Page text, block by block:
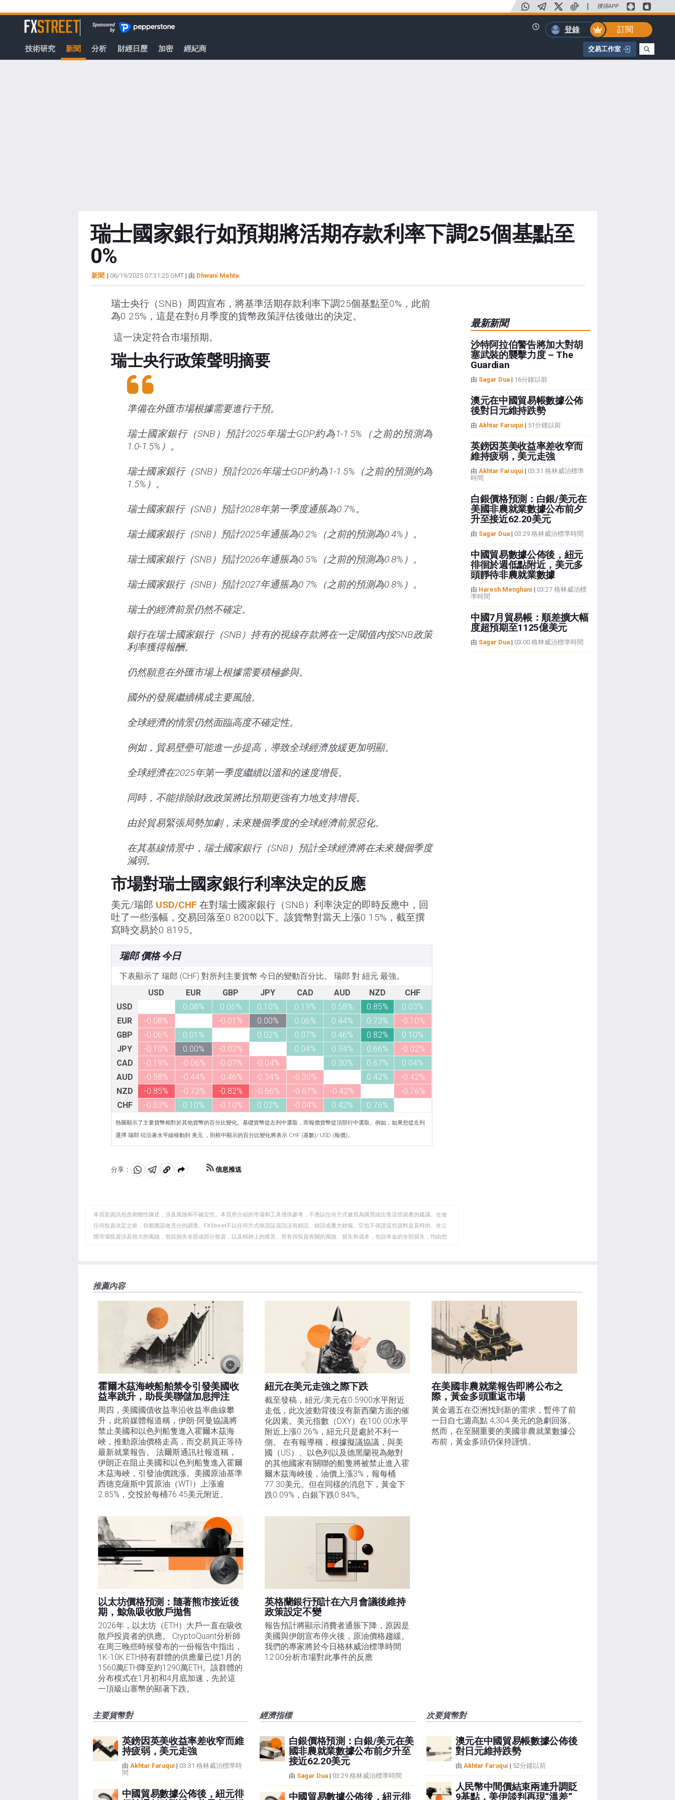
至
容
| 獲得APP
FXStreet
登錄
訂閱
技術研究 新聞 分析 財經日歷 加密 經紀商 交易工作室
瑞士國家銀行如預期將活期存款利率下調25個基點至
0%
新聞 | 06/19/2025 07:31:25 GMT| 由 Dhwani Mehta
瑞士央行（SNB）周四宣布，將基準活期存款利率下調25個基點至0%，此前
為0.25%，這是在對6月季度的貨幣政策評估後做出的決定。
這一決定符合市場預期。
瑞士央行政策聲明摘要
準備在外匯市場根據需要進行干預。
瑞士國家銀行（SNB）預計2025年瑞士GDP約為1-1.5%（之前的預測為
1.0-1.5%）。
瑞士國家銀行（SNB）預計2026年瑞士GDP約為1-1.5%（之前的預測約為
1.5%）。
瑞士國家銀行（SNB）預計2028年第一季度通脹為0.7%。
瑞士國家銀行（SNB）預計2025年通脹為0.2%（之前的預測為0.4%）。
瑞士國家銀行（SNB）預計2026年通脹為0.5%（之前的預測為0.8%）。
瑞士國家銀行（SNB）預計2027年通脹為0.7%（之前的預測為0.8%）。
瑞士的經濟前景仍然不確定。
銀行在瑞士國家銀行（SNB）持有的視線存款將在一定閾值內按SNB政策
利率獲得報酬。
仍然願意在外匯市場上根據需要積極參與。
國外的發展繼續構成主要風險。
全球經濟的情景仍然面臨高度不確定性。
例如，貿易壁壘可能進一步提高，導致全球經濟放緩更加明顯。
全球經濟在2025年第一季度繼續以溫和的速度增長。
同時，不能排除財政政策將比預期更強有力地支持增長。
由於貿易緊張局勢加劇，未來幾個季度的全球經濟前景惡化。
在其基線情景中，瑞士國家銀行（SNB）預計全球經濟將在未來幾個季度
減弱。
市場對瑞士國家銀行利率決定的反應
美元/瑞郎 USD/CHF 在對瑞士國家銀行（SNB）利率決定的即時反應中，回
吐了一些漲幅，交易回落至0.8200以下。該貨幣對當天上漲0.15%，截至撰
寫時交易於0.8195。
瑞郎 價格 今日
下表顯示了 瑞郎 (CHF) 對所列主要貨幣 今日的變動百分比。 瑞郎 對 紐元 最強。
USD
EUR GBP JPY CAD AUD NZD
CHF
USD
0.08% 0.06% 0.10% 0.19% 0.58% 0.85%
0.03%
EUR
-0.08% -0.01% 0.00% 0.06% 0.44% 0.73%
-0.10%
GBP
-0.06% 0.01% 0.02% 0.07% 0.46% 0.82%
0.10%
JPY
-0.10% 0.00% -0.02% 0.04% 0.34% 0.66%
-0.02%
CAD
-0.19% -0.06% -0.07% -0.04% 0.30% 0.67%
0.04%
AUD
-0.58% -0.44% -0.46% -0.34% -0.30% 0.42%
-0.42%
NZD
-0.85% -0.73% -0.82% -0.66% -0.67% -0.42%
-0.76%
CHF
-0.03% 0.10% -0.10% 0.02% -0.04% 0.42% 0.76%
熱圖顯示了主要貨幣相對於其他貨幣的百分比變化。基礎貨幣從左列中選取，而報價貨幣從頂部行中選取。例如，如果您從左列
選擇 瑞郎 竝沿著水平線移動到 美元 ，則框中顯示的百分比變化將表示 CHF (基數)/ USD (報價)。
分享：
分
WhatsApp
分
Telegram
複
剪
貼
板
信息推送
本頁面資訊包含前瞻性陳述，涉及風險和不確定性。本頁所介紹的市場和工具僅供參考，不應以任何方式被視為購買或出售這些資產的建議。在做
任何投資決定之前，你都應該做充分的調查。FXStreet不以任何方式保證該資訊沒有錯誤、錯誤或重大錯報。它也不保證這些資料是及時的。在公
開市場投資涉及很大的風險，包括損失全部或部分投資，以及精神上的痛苦。所有與投資有關的風險、損失和成本，包括本金的全部損失，均由您
FXStreet和作者不提供個性化的建議。作者對該資訊的準確性、完整性或適用性不作任何陳述。FXStreet和作者將不承擔任何錯誤，遺漏或任何損
失，傷害或損害由此資訊及其顯示或使用引起的。錯誤和遺漏除外。本文作者和FXStreet並非註冊投資顧問，本文內容無意提供任何投資建議。
最新新聞
沙特阿拉伯警告將加大對胡
塞武裝的襲擊力度 – The
Guardian
由 Sagar Dua| 16分鐘以前
澳元在中國貿易帳數據公佈
後對日元維持跌勢
由 Akhtar Faruqui | 51分鐘以前
英鎊因英美收益率差收窄而
維持疲弱，美元走強
由 Akhtar Faruqui | 03:31 格林威治標準
時間
白銀價格預測：白銀/美元在
美國非農就業數據公布前夕
升至接近62.20美元
由 Sagar Dua| 03:29 格林威治標準時間
中國貿易數據公佈後，紐元
徘徊於週低點附近，美元多
頭靜待非農就業數據
由 Haresh Menghani | 03:27 格林威治標
準時間
中國7月貿易帳：順差擴大幅
度超預期至1125億美元
由 Sagar Dua| 03:00 格林威治標準時間
推薦內容
霍爾木茲海峽船舶禁令引發美國收
益率跳升，助長美聯儲加息押注
周四，美國國債收益率沿收益率曲線攀
升，此前媒體報道稱，伊朗-阿曼協議將
禁止美國和以色列船隻進入霍爾木茲海
峽，推動原油價格走高，而交易員正等待
最新就業報告。 法爾斯通訊社報道稱，
伊朗正在阻止美國和以色列船隻進入霍爾
木茲海峽，引發油價跳漲。美國原油基準
西德克薩斯中質原油（WTI）上漲逾
2.85%，交投於每桶76.45美元附近。
紐元在美元走強之際下跌
截至發稿，紐元/美元在0.5900水平附近
走低，此次波動背後沒有新西蘭方面的催
化因素。美元指數（DXY）在100.00水平
附近上漲0.26%，紐元只是處於不利一
側。 在有報導稱，根據擬議協議，與美
國（US）、以色列以及德黑蘭視為敵對
的其他國家有關聯的船隻將被禁止進入霍
爾木茲海峽後，油價上漲3%，報每桶
77.30美元。但在同樣的消息下，黃金下
跌0.09%，白銀下跌0.84%。
在美國非農就業報告即將公布之
際，黃金多頭重返市場
黃金週五在亞洲找到新的需求，暫停了前
一日自七週高點 4,304 美元的急劇回落。
然而，在至關重要的美國非農就業數據公
布前，黃金多頭仍保持謹慎。
以太坊價格預測：隨著熊市接近後
期，鯨魚吸收散戶拋售​
2026年，以太坊（ETH）大戶一直在吸收
散戶投資者的供應。 CryptoQuant分析師
在周三晚些時候發布的一份報告中指出，
1K-10K ETH持有群體的供應量已從1月的
1560萬ETH降至約1290萬ETH。該群體的
分布模式在1月初和4月底加速，先於這
一頂級山寨幣的顯著下跌。
英格蘭銀行預計在六月會議後維持
政策設定不變
報告預計將顯示消費者通脹下降，原因是
美國與伊朗宣布停火後，原油價格趨緩。
我們的專家將於今日格林威治標準時間
12:00分析市場對此事件的反應
主要貨幣對
英鎊因英美收益率差收窄而維
持疲弱，美元走強
由 Akhtar Faruqui | 03:31 格林威治標準時
間
中國貿易數據公佈後，紐元徘
經濟指標
白銀價格預測：白銀/美元在美
國非農就業數據公布前夕升至
接近62.20美元
由 Sagar Dua| 03:29 格林威治標準時間
中國貿易數據公佈後，紐元徘
次要貨幣對
澳元在中國貿易帳數據公佈後
對日元維持跌勢
由 Akhtar Faruqui | 52分鐘以前
人民幣中間價結束兩連升調貶
9基點，美伊談判再現“溫差”